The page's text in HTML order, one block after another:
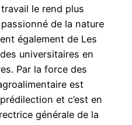
le rend plus
de la nature
également de Les
universitaires en
Par la force des
est
et c’est en
générale de la